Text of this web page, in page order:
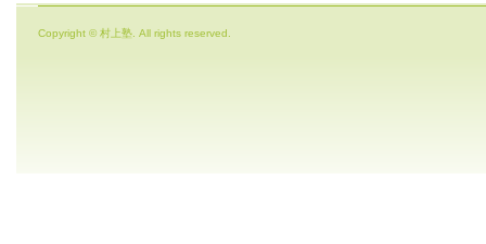
Copyright © 村上塾. All rights reserved.